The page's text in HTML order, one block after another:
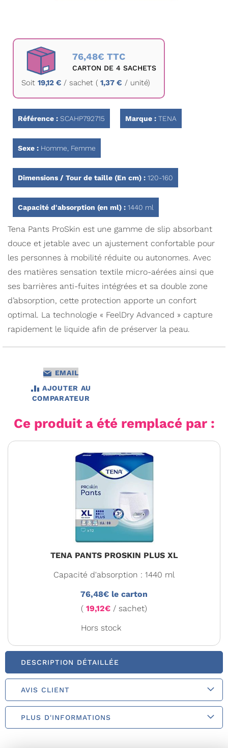
Passer
Galerie
76,48€ TTC
CARTON DE 4 SACHETS
Soit 19,12 € / sachet ( 1,37 € / unité)
Référence : SCAHP792715 Marque : TENA
Sexe : Homme, Femme
Dimensions / Tour de taille (En cm) : 120-160
Capacité d'absorption (en ml) : 1440 ml
Tena Pants ProSkin est une gamme de slip absorbant
douce et jetable avec un ajustement confortable pour
les personnes à mobilité réduite ou autonomes. Avec
des matières sensation textile micro-aérées ainsi que
ses barrières anti-fuites intégrées et sa double zone
d’absorption, cette protection apporte un confort
optimal. La technologie « FeelDry Advanced » capture
rapidement le liquide afin de préserver la peau.
EMAIL
AJOUTER AU
COMPARATEUR
Ce produit a été remplacé par :
TENA PANTS PROSKIN PLUS XL
Capacité d'absorption : 1440 ml
76,48€ le carton
( 19,12€ / sachet)
Hors stock
DESCRIPTION DÉTAILLÉE
AVIS CLIENT
PLUS D'INFORMATIONS